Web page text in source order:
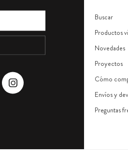
Buscar
Productos
Novedades
Proyectos
Cómo
Envíos y
Preguntas